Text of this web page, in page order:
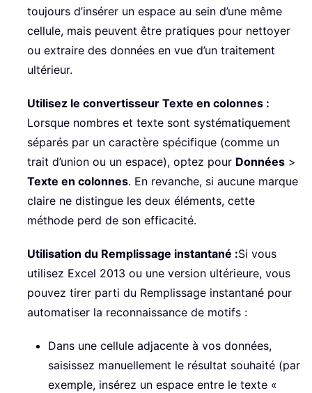
toujours d’insérer un espace au sein d’une même
cellule, mais peuvent être pratiques pour nettoyer
ou extraire des données en vue d’un traitement
ultérieur.
Utilisez le convertisseur Texte en colonnes :
Lorsque nombres et texte sont systématiquement
séparés par un caractère spécifique (comme un
trait d’union ou un espace), optez pour Données >
Texte en colonnes. En revanche, si aucune marque
claire ne distingue les deux éléments, cette
méthode perd de son efficacité.
Utilisation du Remplissage instantané :Si vous
utilisez Excel 2013 ou une version ultérieure, vous
pouvez tirer parti du Remplissage instantané pour
automatiser la reconnaissance de motifs :
Dans une cellule adjacente à vos données,
saisissez manuellement le résultat souhaité (par
exemple, insérez un espace entre le texte «